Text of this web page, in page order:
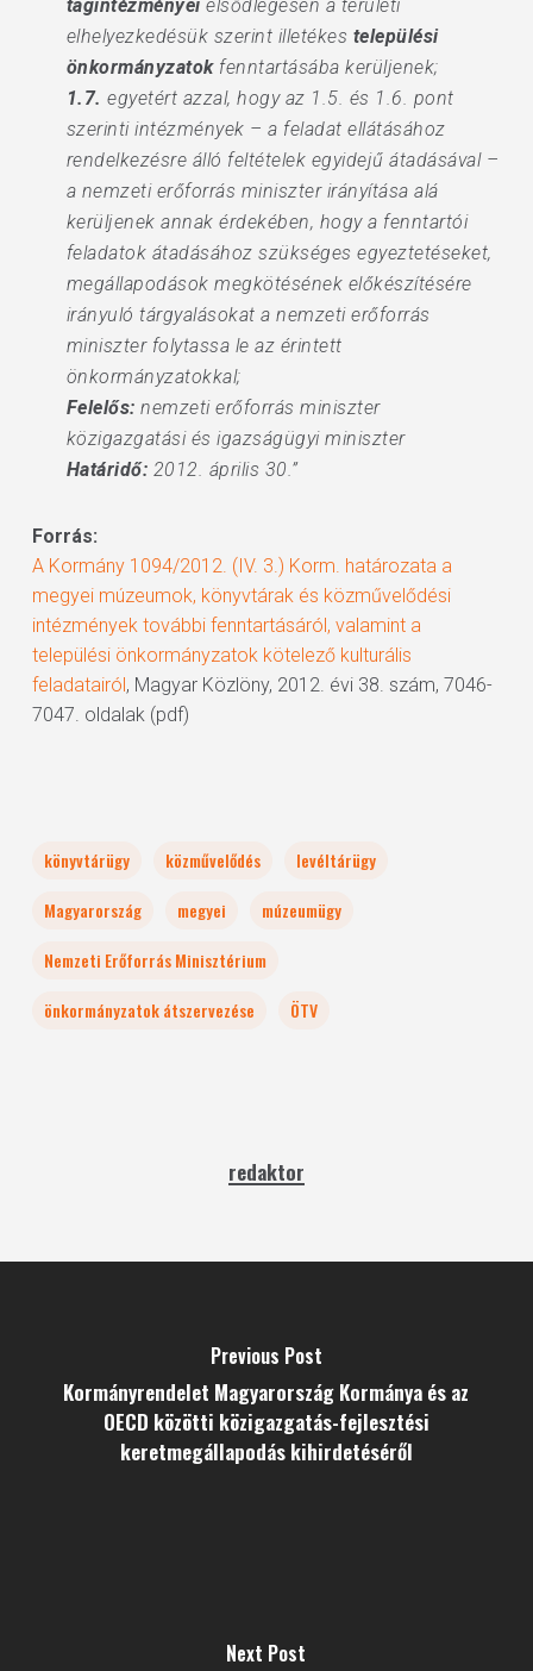
tagintézményei elsődlegesen a területi
elhelyezkedésük szerint illetékes települési
önkormányzatokfenntartásába kerüljenek;
1.7. egyetért azzal, hogy az 1.5. és 1.6. pont
szerinti intézmények – a feladat ellátásához
rendelkezésre álló feltételek egyidejű átadásával –
a nemzeti erőforrás miniszter irányítása alá
kerüljenek annak érdekében, hogy a fenntartói
feladatok átadásához szükséges egyeztetéseket,
megállapodások megkötésének előkészítésére
irányuló tárgyalásokat a nemzeti erőforrás
miniszter folytassa le az érintett
önkormányzatokkal;
Felelős: nemzeti erőforrás miniszter
közigazgatási és igazságügyi miniszter
Határidő: 2012. április 30.”
Forrás:
A Kormány 1094/2012. (IV. 3.) Korm. határozata a
megyei múzeumok, könyvtárak és közművelődési
intézmények további fenntartásáról, valamint a
települési önkormányzatok kötelező kulturális
feladatairól, Magyar Közlöny, 2012. évi 38. szám, 7046-
7047. oldalak (pdf)
könyvtárügy közművelődés
levéltárügy
Magyarország
megyei
múzeumügy
Nemzeti Erőforrás Minisztérium
önkormányzatok átszervezése
ÖTV
redaktor
Previous Post
Kormányrendelet Magyarország Kormánya és az
OECD közötti közigazgatás-fejlesztési
keretmegállapodás kihirdetéséről
Next Post